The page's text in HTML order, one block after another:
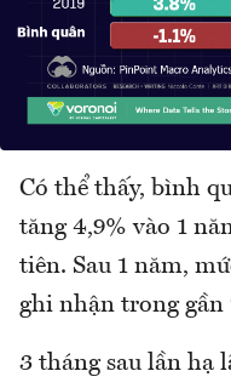
Có thể thấy, bình
tăng 4,9% vào 1
tiên. Sau 1 năm,
ghi nhận trong gần
3 tháng sau lần hạ